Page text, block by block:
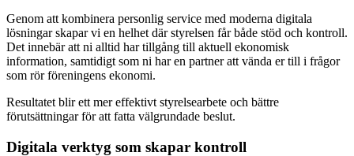
Genom att kombinera personlig service med moderna digitala
lösningar skapar vi en helhet där styrelsen får både stöd och kontroll.
Det innebär att ni alltid har tillgång till aktuell ekonomisk
information, samtidigt som ni har en partner att vända er till i frågor
som rör föreningens ekonomi.
Resultatet blir ett mer effektivt styrelsearbete och bättre
förutsättningar för att fatta välgrundade beslut.
Digitala verktyg som skapar kontroll